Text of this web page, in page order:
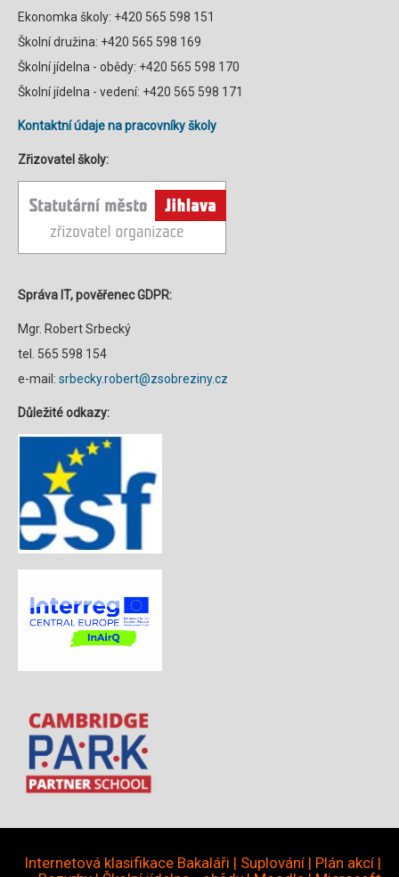
Ekonomka školy: +420 565 598 151
Školní družina: +420 565 598 169
Školní jídelna - obědy: +420 565 598 170
Školní jídelna - vedení: +420 565 598 171
Kontaktní údaje na pracovníky školy
Zřizovatel školy:
Správa IT, pověřenec GDPR:
Mgr. Robert Srbecký
tel. 565 598 154
e-mail: srbecky.robert@zsobreziny.cz
Důležité odkazy:
Internetová klasifikace Bakaláři | Suplování | Plán akcí |